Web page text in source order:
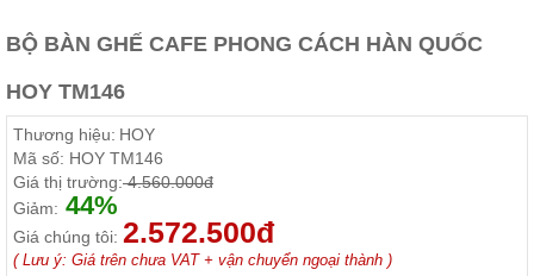
Thất
Ngủ
Giường
ngủ, tủ
áo, bàn
điểm
Nội
Thất
BỘ BÀN GHẾ CAFE PHONG CÁCH HÀN QUỐC
HOY TM146
Thương hiệu: HOY
Mã số: HOY TM146
Giá thị trường:4.560.000đ
Giảm: 44%
Giá chúng tôi: 2.572.500đ
( Lưu ý: Giá trên chưa VAT + vận chuyển ngoại thành )